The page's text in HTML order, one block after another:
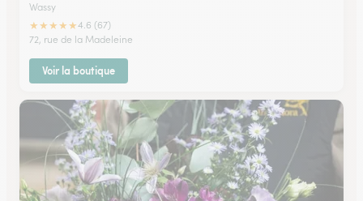
Wassy
★★★★★4.6 (67)
72, rue de la Madeleine
Voir la boutique